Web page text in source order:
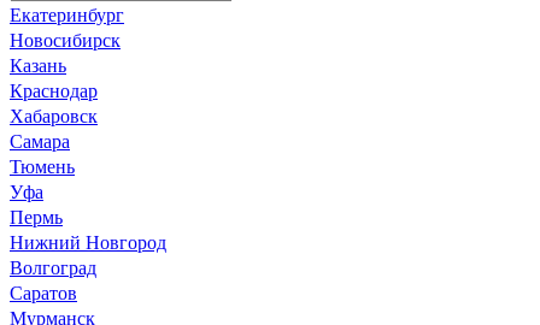
Екатеринбург
Новосибирск
Казань
Краснодар
Хабаровск
Самара
Тюмень
Уфа
Пермь
Нижний Новгород
Волгоград
Саратов
Мурманск